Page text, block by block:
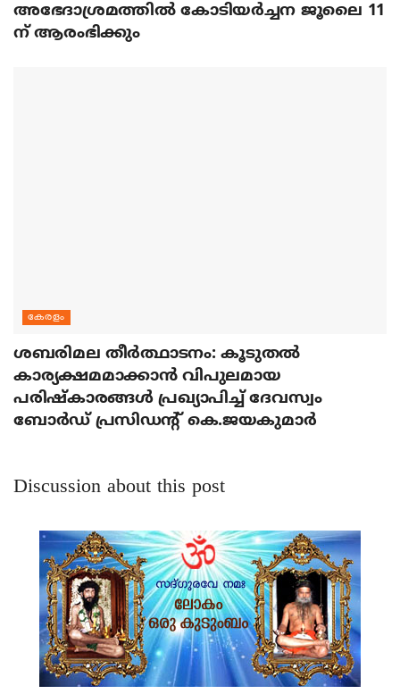
അഭേദാശ്രമത്തില്‍ കോടിയര്‍ച്ചന ജൂലൈ 11
ന് ആരംഭിക്കും
കേരളം
ശബരിമല തീര്‍ത്ഥാടനം: കൂടുതല്‍
കാര്യക്ഷമമാക്കാന്‍ വിപുലമായ
പരിഷ്‌കാരങ്ങള്‍ പ്രഖ്യാപിച്ച് ദേവസ്വം
ബോര്‍ഡ് പ്രസിഡന്റ് കെ.ജയകുമാര്‍
Discussion about this post